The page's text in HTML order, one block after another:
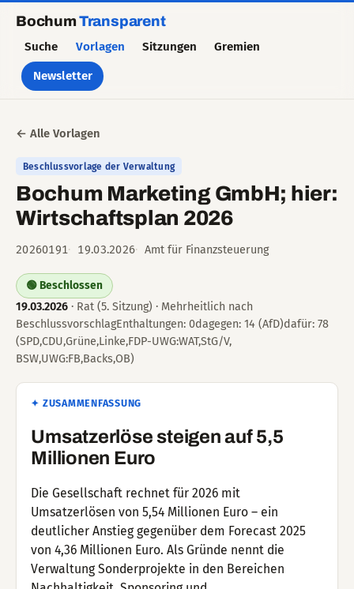
BochumTransparent
Suche Vorlagen Sitzungen Gremien
Newsletter
← Alle Vorlagen
Beschlussvorlage der Verwaltung
Bochum Marketing GmbH; hier:
Wirtschaftsplan 2026
20260191 19.03.2026 Amt für Finanzsteuerung
🟢 Beschlossen
19.03.2026 · Rat (5. Sitzung) · Mehrheitlich nach
BeschlussvorschlagEnthaltungen: 0dagegen: 14 (AfD)dafür: 78
(SPD,CDU,Grüne,Linke,FDP-UWG:WAT,StG/V,
BSW,UWG:FB,Backs,OB)
✦ ZUSAMMENFASSUNG
Umsatzerlöse steigen auf 5,5
Millionen Euro
Die Gesellschaft rechnet für 2026 mit
Umsatzerlösen von 5,54 Millionen Euro – ein
deutlicher Anstieg gegenüber dem Forecast 2025
von 4,36 Millionen Euro. Als Gründe nennt die
Verwaltung Sonderprojekte in den Bereichen